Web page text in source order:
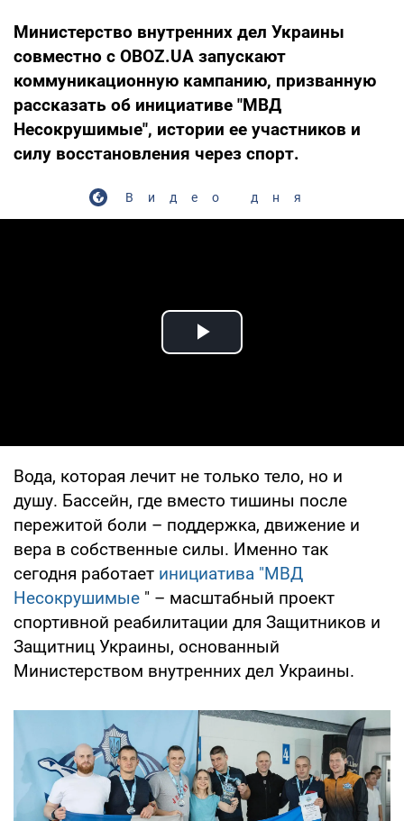
Министерство внутренних дел Украины
совместно с OBOZ.UA запускают
коммуникационную кампанию, призванную
рассказать об инициативе "МВД
Несокрушимые", истории ее участников и
силу восстановления через спорт.
Видео дня
Play Video
Вода, которая лечит не только тело, но и
душу. Бассейн, где вместо тишины после
пережитой боли – поддержка, движение и
вера в собственные силы. Именно так
сегодня работает инициатива "МВД
Несокрушимые " – масштабный проект
спортивной реабилитации для Защитников и
Защитниц Украины, основанный
Министерством внутренних дел Украины.